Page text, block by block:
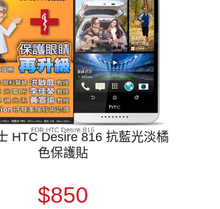
HTC Desire 816 抗藍光淡橘
色保護貼
$850